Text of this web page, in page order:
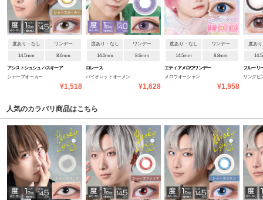
度あり・なし ワンデー
14.5mm 8.6mm
アシストシュシュ ハスキーア
シャープオーカー
¥1,518
度あり・なし ワンデー
14.0mm 8.6mm
ロレース
バイオレットオーメン
¥1,628
度あり・なし ワンデー
14.5mm 8.8mm
エティアメロウワンデー
メロウオーシャン
¥1,958
度あ
フルーリ
リングピ
人気のカラバリ商品はこちら